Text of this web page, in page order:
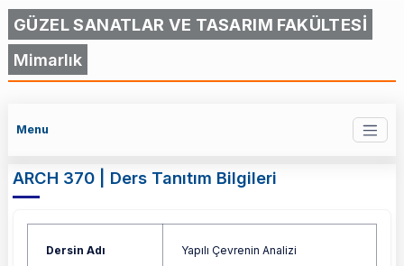
GÜZEL SANATLAR VE TASARIM FAKÜLTESİ
Mimarlık
Menu
ARCH 370 | Ders Tanıtım Bilgileri
Dersin Adı Yapılı Çevrenin Analizi